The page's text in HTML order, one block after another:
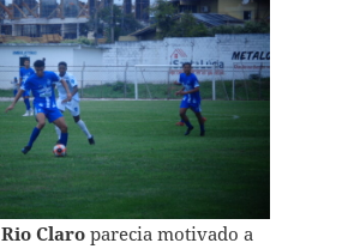
Rio Claroparecia motivado a